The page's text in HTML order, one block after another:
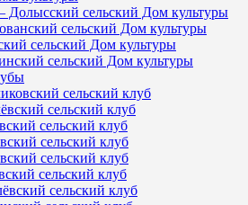
Долысский сельский Дом культуры
сельский Дом культуры
сельский Дом культуры
сельский Дом культуры
сельский клуб
сельский клуб
сельский клуб
сельский клуб
сельский клуб
сельский клуб
сельский клуб